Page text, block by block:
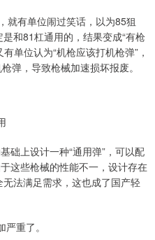
就有单位闹过笑话，以为85狙
和81杠通用的，结果变成“有枪
单位认为“机枪应该打机枪弹”，
弹，导致枪械加速损坏报废。
础上设计一种“通用弹”，可以配
这些枪械的性能不一，设计存在
法满足需求，这也成了国产轻
重了。